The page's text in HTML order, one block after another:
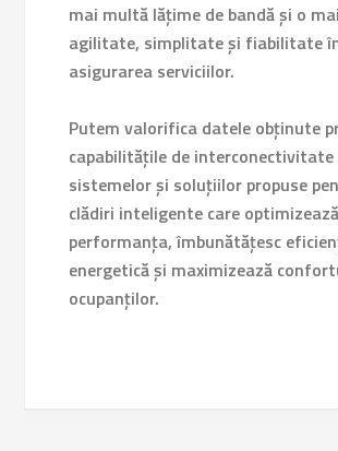
mai multă lățime de bandă și o
agilitate, simplitate și fiabilitate
asigurarea serviciilor.
Putem valorifica datele obținute
capabilitățile de interconectivitate
sistemelor și soluțiilor propuse
clădiri inteligente care optimizează
performanța, îmbunătățesc
energetică și maximizează
ocupanților.